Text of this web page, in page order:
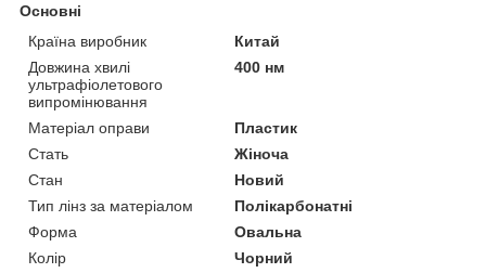
Основні
Країна виробник
Китай
Довжина хвилі
ультрафіолетового
випромінювання
400 нм
Матеріал оправи
Пластик
Стать
Жіноча
Стан
Новий
Тип лінз за матеріалом
Полікарбонатні
Форма
Овальна
Колір
Чорний